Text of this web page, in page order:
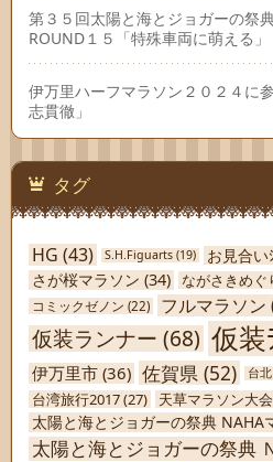
第３５回太陽と海とジョガーの祭
ROUND１５「特殊車両に萌える」
伊万里ハーフマラソン２０２４に
志貫徹」
タグ
HG (43) S.H.Figuarts (19) お見合い
さが桜マラソン (34) ながさきめぐ
コミックゼノン (22) フルマラソン
仮装ランナー (68) 仮装
伊万里市 (36) 佐賀県 (52) 台北
台湾旅行2017(27) 天草マラソン大会
太陽と海とジョガーの祭典 NAHA
太陽と海とジョガーの祭典